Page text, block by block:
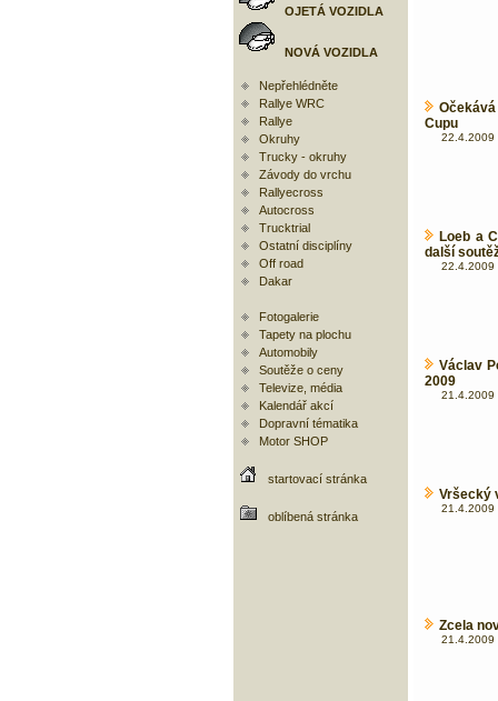
OJETÁ VOZIDLA
NOVÁ VOZIDLA
Nepřehlédněte
Rallye WRC
Rallye
Okruhy
Trucky - okruhy
Závody do vrchu
Rallyecross
Autocross
Trucktrial
Ostatní disciplíny
Off road
Dakar
Fotogalerie
Tapety na plochu
Automobily
Soutěže o ceny
Televize, média
Kalendář akcí
Dopravní tématika
Motor SHOP
startovací stránka
oblíbená stránka
Cupu
22.4.2009
Loeb a
další
22.4.2009
Václav
2009
21.4.2009
Vršecký
21.4.2009
Zcela
21.4.2009